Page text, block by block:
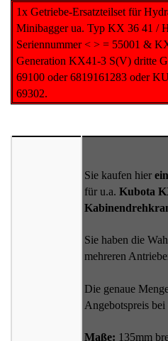
1x Getriebe-Ersatzteilset für
Minibagger ua. Typ KX 36 41 /
Seriennummer < > = 55001 &
Generation KX41-3 S(V) dritte
69100 oder 6819161283 oder
69302.
Sie kaufen hier
für u.a. Kubota
Sie haben die
mehreren
Die genaue
Angebotspreis
Maße: 135mm